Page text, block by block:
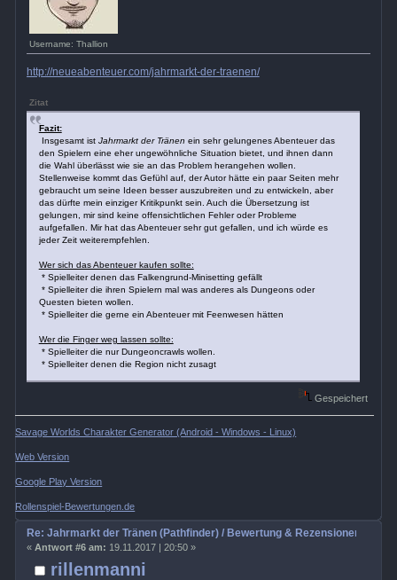
Username: Thallion
http://neueabenteuer.com/jahrmarkt-der-traenen/
Zitat
Fazit:
Insgesamt ist Jahrmarkt der Tränen ein sehr gelungenes Abenteuer das
den Spielern eine eher ungewöhnliche Situation bietet, und ihnen dann
die Wahl überlässt wie sie an das Problem herangehen wollen.
Stellenweise kommt das Gefühl auf, der Autor hätte ein paar Seiten mehr
gebraucht um seine Ideen besser auszubreiten und zu entwickeln, aber
das dürfte mein einziger Kritikpunkt sein. Auch die Übersetzung ist
gelungen, mir sind keine offensichtlichen Fehler oder Probleme
aufgefallen. Mir hat das Abenteuer sehr gut gefallen, und ich würde es
jeder Zeit weiterempfehlen.
Wer sich das Abenteuer kaufen sollte:
* Spielleiter denen das Falkengrund-Minisetting gefällt
* Spielleiter die ihren Spielern mal was anderes als Dungeons oder
Questen bieten wollen.
* Spielleiter die gerne ein Abenteuer mit Feenwesen hätten
Wer die Finger weg lassen sollte:
* Spielleiter die nur Dungeoncrawls wollen.
* Spielleiter denen die Region nicht zusagt
Gespeichert
Savage Worlds Charakter Generator (Android - Windows - Linux)
Web Version
Google Play Version
Rollenspiel-Bewertungen.de
rillenmanni
Re: Jahrmarkt der Tränen (Pathfinder) / Bewertung & Rezensionen
« Antwort #6 am: 19.11.2017 | 20:50 »